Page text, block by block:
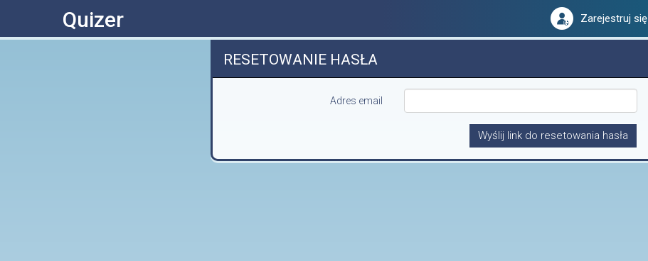
Quizer Zarejestruj się
RESETOWANIE HASŁA
Adres email
Wyślij link do resetowania hasła